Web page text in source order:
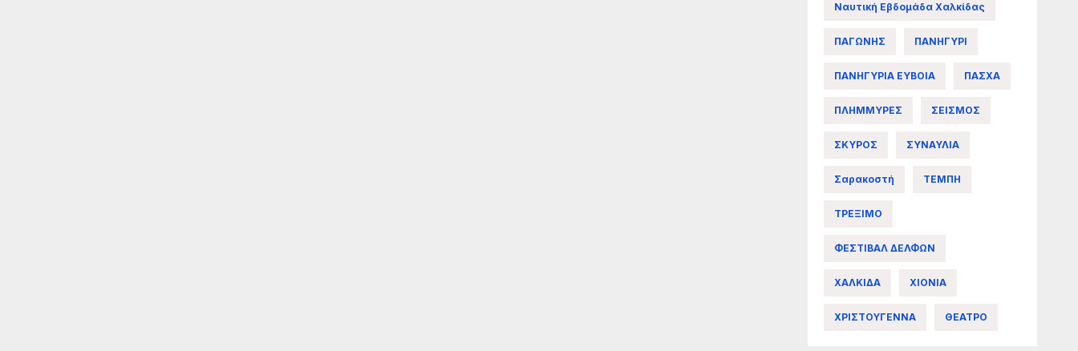
Ναυτική Εβδομάδα Χαλκίδας
ΠΑΓΩΝΗΣ ΠΑΝΗΓΥΡΙ
ΠΑΝΗΓΥΡΙΑ ΕΥΒΟΙΑ ΠΑΣΧΑ
ΠΛΗΜΜΥΡΕΣ ΣΕΙΣΜΟΣ
ΣΚΥΡΟΣ ΣΥΝΑΥΛΙΑ
Σαρακοστή ΤΕΜΠΗ
ΤΡΕΞΙΜΟ
ΦΕΣΤΙΒΑΛ ΔΕΛΦΩΝ
ΧΑΛΚΙΔΑ ΧΙΟΝΙΑ
ΧΡΙΣΤΟΥΓΕΝΝΑ ΘΕΑΤΡΟ